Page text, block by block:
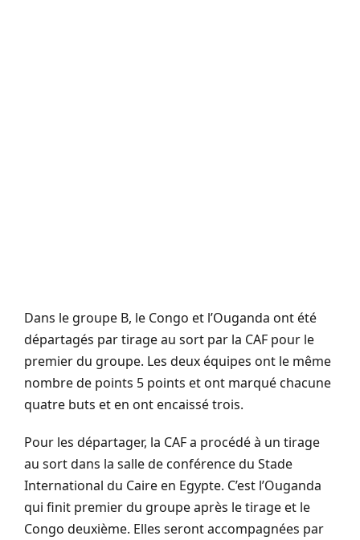
Dans le groupe B, le Congo et l’Ouganda ontété
départagés par tirage au sort par la CAF pour le
premier du groupe. Les deux équipes ont le même
nombre de points 5 points et ont marqué chacune
quatre buts et en ont encaissé trois.
Pour les départager, la CAFa procédé à un tirage
au sort dans la salle de conférence du Stade
International du Caireen Egypte. C’est l’Ouganda
qui finit premier du groupe après le tirage et le
Congo deuxième. Elles seront accompagnées par